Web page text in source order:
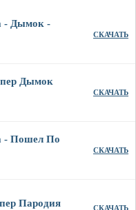
- Дымок -
СКАЧАТЬ
Дымок
СКАЧАТЬ
- Пошел По
СКАЧАТЬ
Пародия СКАЧАТЬ